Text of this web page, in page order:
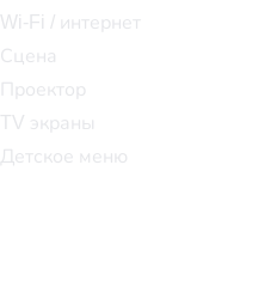
Wi-Fi / интернет
Сцена
Проектор
TV экраны
Детское меню